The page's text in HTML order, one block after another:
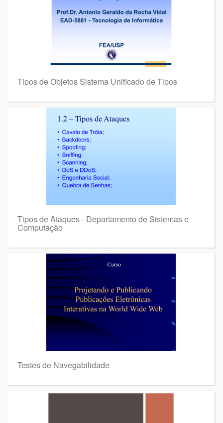
Tipos de Objetos Sistema Unificado de Tipos
Tipos de Ataques - Departamento de Sistemas e
Computação
Testes de Navegabilidade